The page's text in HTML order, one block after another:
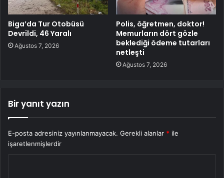
Biga’da Tur Otobüsü
Devrildi, 46 Yaralı
Ağustos 7, 2026
Polis, öğretmen, doktor!
Memurların dört gözle
beklediği ödeme tutarları
netleşti
Ağustos 7, 2026
Bir yanıt yazın
E-posta adresiniz yayınlanmayacak. Gerekli alanlar * ile
işaretlenmişlerdir